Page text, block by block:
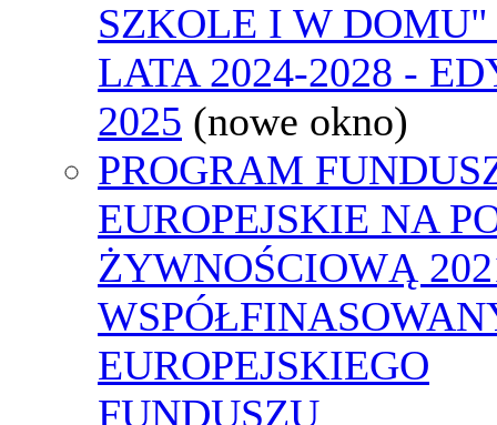
SZKOLE I W
LATA 2024-2028 -
2025 (nowe okno)
PROGRAM
EUROPEJSKIE NA
ŻYWNOŚCIOWĄ
EUROPEJSKIEGO
FUNDUSZU